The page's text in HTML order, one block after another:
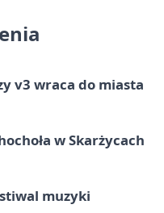
v3 wraca do miasta
w Skarżycach
muzyki